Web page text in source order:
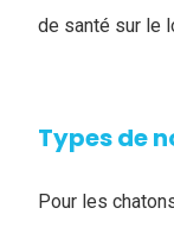
de santé sur le
Types de
Pour les